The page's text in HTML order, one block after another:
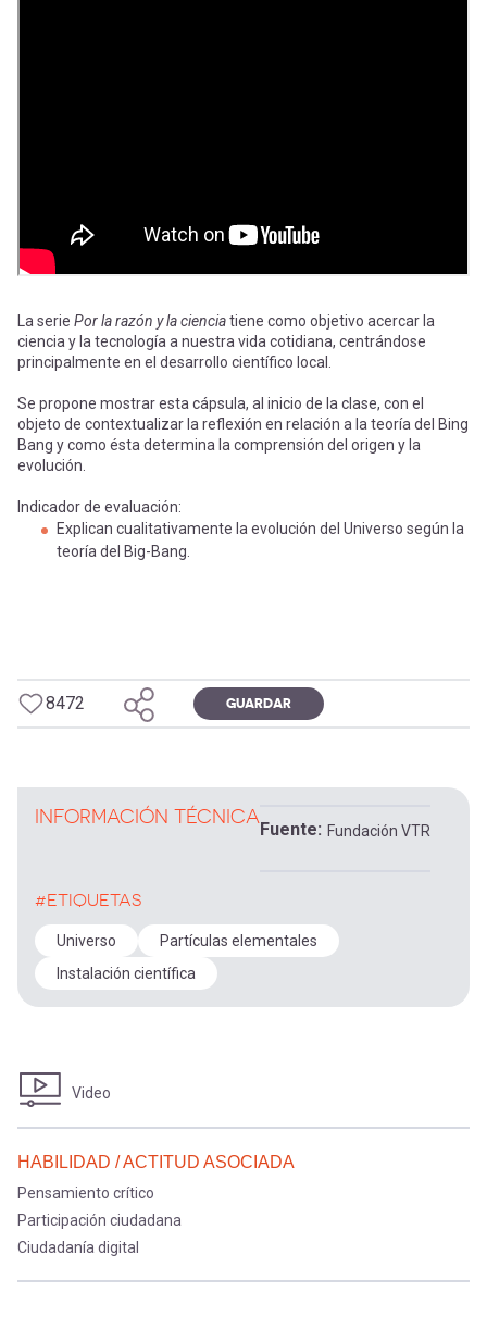
entrar
a
mi
cuenta
La serie Por la razón y la cienciatiene como objetivo acercar la
ciencia y la tecnología a nuestra vida cotidiana, centrándose
principalmente en el desarrollo científico local.
Se propone mostrar esta cápsula, al inicio de la clase, con el
objeto de contextualizar la reflexión en relación a la teoría del Bing
Bang y como ésta determina la comprensión del origen y la
evolución.
Indicador de evaluación:
Explican cualitativamente la evolución del Universo según la
teoría del Big-Bang.
8472 GUARDAR
INFORMACIÓN TÉCNICA
Fuente Fundación VTR
#ETIQUETAS
Universo
Partículas elementales
Instalación científica
Video
HABILIDAD / ACTITUD ASOCIADA
Pensamiento crítico
Participación ciudadana
Ciudadanía digital